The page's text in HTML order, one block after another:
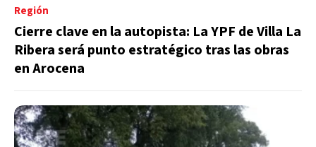
Región
Cierre clave en la autopista: La YPF de Villa La
Ribera será punto estratégico tras las obras
en Arocena